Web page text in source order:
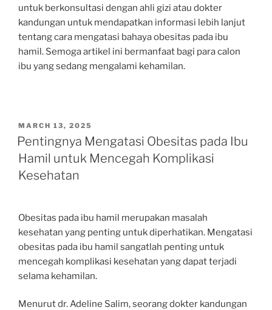
untuk berkonsultasi dengan ahli gizi atau dokter
kandungan untuk mendapatkan informasi lebih lanjut
tentang cara mengatasi bahaya obesitas pada ibu
hamil. Semoga artikel ini bermanfaat bagi para calon
ibu yang sedang mengalami kehamilan.
POSTED
ON
MARCH 13, 2025
Pentingnya Mengatasi Obesitas pada Ibu
Hamil untuk Mencegah Komplikasi
Kesehatan
Obesitas pada ibu hamil merupakan masalah
kesehatan yang penting untuk diperhatikan. Mengatasi
obesitas pada ibu hamil sangatlah penting untuk
mencegah komplikasi kesehatan yang dapat terjadi
selama kehamilan.
Menurut dr. Adeline Salim, seorang dokter kandungan